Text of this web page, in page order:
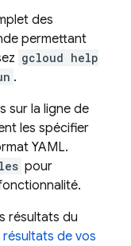
des
permettant
gcloud help
.
sur la ligne de
les spécifier
YAML.
pour
résultats du
résultats de vos